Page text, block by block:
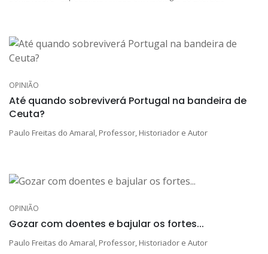
OPINIÃO
Até quando sobreviverá Portugal na bandeira de
Ceuta?
Paulo Freitas do Amaral, Professor, Historiador e Autor
OPINIÃO
Gozar com doentes e bajular os fortes...
Paulo Freitas do Amaral, Professor, Historiador e Autor